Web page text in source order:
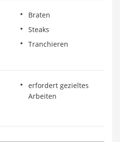
Braten
Steaks
Tranchieren
erfordert gezieltes
Arbeiten